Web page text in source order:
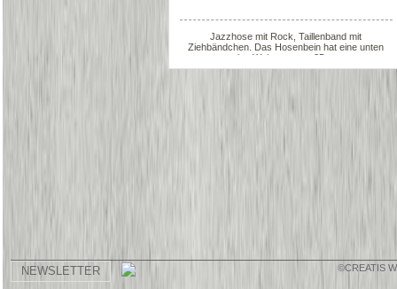
Jazzhose mit Rock, Taillenband mit
Ziehbändchen. Das Hosenbein hat eine unten
eine Weite von ca. 25 cm
NEWSLETTER ©CREATIS